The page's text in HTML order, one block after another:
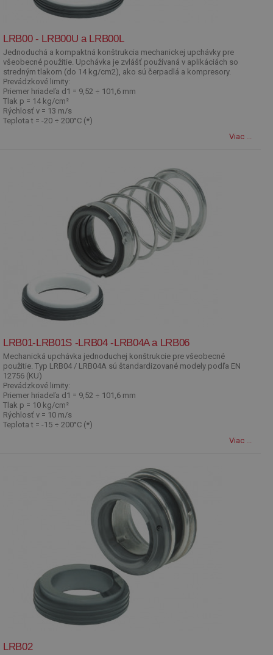
LRB00 - LRB00U a LRB00L
Jednoduchá a kompaktná konštrukcia mechanickej upchávky pre
všeobecné použitie. Upchávka je zvlášť používaná v aplikáciách so
stredným tlakom (do 14 kg/cm2), ako sú čerpadlá a kompresory.
Prevádzkové limity:
Priemer hriadeľa d1 = 9,52 ÷ 101,6 mm
Tlak p = 14 kg/cm²
Rýchlosť v = 13 m/s
Teplota t = -20 ÷ 200°C (*)
Viac ...
LRB01-LRB01S -LRB04 -LRB04A a LRB06
Mechanická upchávka jednoduchej konštrukcie pre všeobecné
použitie. Typ LRB04 / LRB04A sú štandardizované modely podľa EN
12756 (KU)
Prevádzkové limity:
Priemer hriadeľa d1 = 9,52 ÷ 101,6 mm
Tlak p = 10 kg/cm²
Rýchlosť v = 10 m/s
Teplota t = -15 ÷ 200°C (*)
Viac ...
LRB02